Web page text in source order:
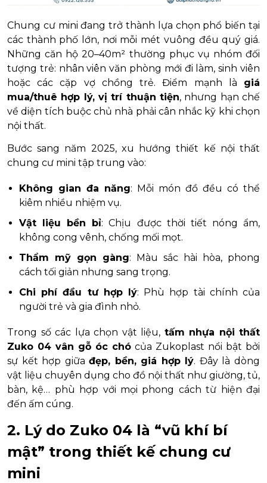
Chung cư mini đang trở thành lựa chọn phổ biến tại
các thành phố lớn, nơi mỗi mét vuông đều quý giá.
Những căn hộ 20–40m² thường phục vụ nhóm đối
tượng trẻ: nhân viên văn phòng mới đi làm, sinh viên
hoặc các cặp vợ chồng trẻ. Điểm mạnh là giá
mua/thuê hợp lý, vị trí thuận tiện, nhưng hạn chế
về diện tích buộc chủ nhà phải cân nhắc kỹ khi chọn
nội thất.
Bước sang năm 2025, xu hướng thiết kế nội thất
chung cư mini tập trung vào:
Không gian đa năng: Mỗi món đồ đều có thể
kiêm nhiều nhiệm vụ.
Vật liệu bền bỉ: Chịu được thời tiết nóng ẩm,
không cong vênh, chống mối mọt.
Thẩm mỹ gọn gàng: Màu sắc hài hòa, phong
cách tối giản nhưng sang trọng.
Chi phí đầu tư hợp lý: Phù hợp tài chính của
người trẻ và gia đình nhỏ.
Trong số các lựa chọn vật liệu, tấm nhựa nội thất
Zuko 04 vân gỗ óc chó của Zukoplast nổi bật bởi
sự kết hợp giữađẹp, bền, giá hợp lý. Đây là dòng
vật liệu chuyên dụng cho đồ nội thất như giường, tủ,
bàn, kệ… phù hợp với mọi phong cách từ hiện đại
đến ấm cúng.
2. Lý do Zuko 04 là “vũ khí bí
mật” trong thiết kế chung cư
mini